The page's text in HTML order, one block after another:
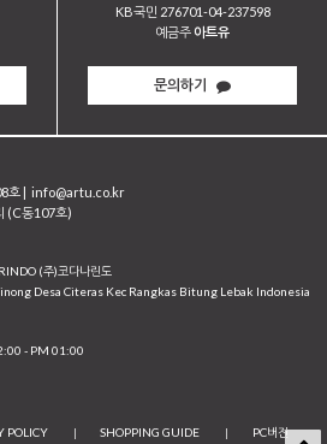
KB국민 276701-04-237598
예금주 아트유
문의하기
호
info@artu.co.kr
(C동107호)
(주)코다나린도
Desa Citeras Kec Rangkas Bitung Lebak Indonesia
- PM 01:00
POLICY | SHOPPING GUIDE | PC버전